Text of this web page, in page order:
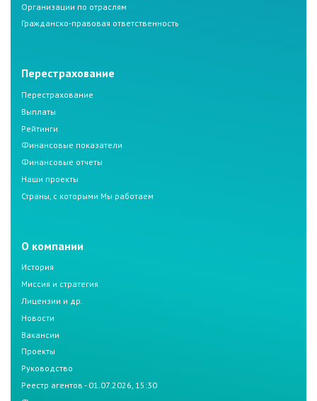
Организации по отраслям
Гражданско-правовая ответственность
Перестрахование
Перестрахование
Выплаты
Рейтинги
Финансовые показатели
Финансовые отчеты
Наши проекты
Страны, с которыми Мы работаем
О компании
История
Миссия и стратегия
Лицензии и др.
Новости
Вакансии
Проекты
Руководство
Реестр агентов - 01.07.2026, 15:30